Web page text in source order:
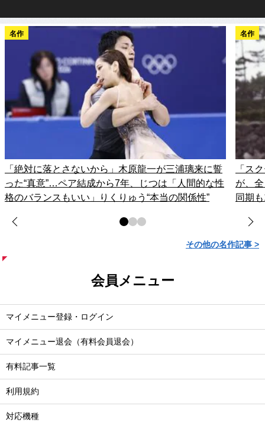
名作
「絶対に落とさないから」木原龍一が三浦璃来に誓
った“真意”…ペア結成から7年、じつは「人間的な性
格のバランスもいい」りくりゅう“本当の関係性”
名作
「ス
が、
同期
その他の名作記事 >
会員メニュー
マイメニュー登録・ログイン
マイメニュー退会（有料会員退会）
有料記事一覧
利用規約
対応機種